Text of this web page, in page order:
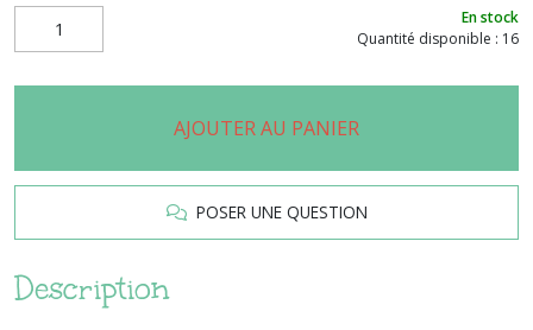
En stock
Quantité disponible : 16
AJOUTER AU PANIER
POSER UNE QUESTION
Description